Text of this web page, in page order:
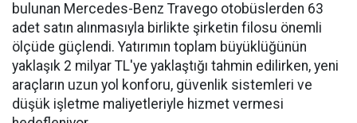
bulunan Mercedes-Benz Travego otobüslerden 63
adet satın alınmasıyla birlikte şirketin filosu önemli
ölçüde güçlendi. Yatırımın toplam büyüklüğünün
yaklaşık 2 milyar TL'ye yaklaştığı tahmin edilirken, yeni
araçların uzun yol konforu, güvenlik sistemleri ve
düşük işletme maliyetleriyle hizmet vermesi